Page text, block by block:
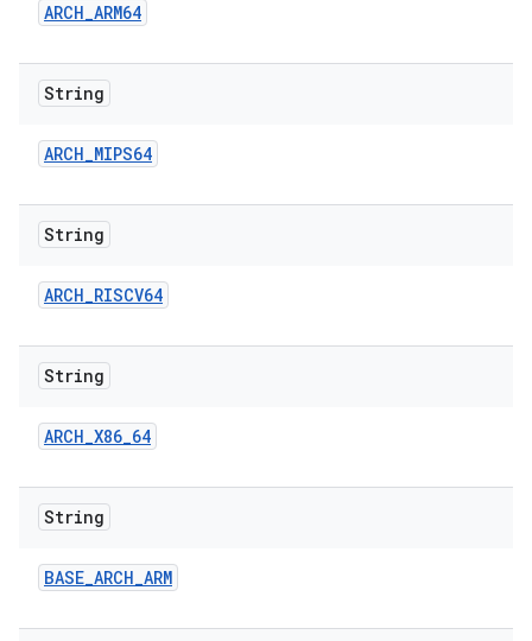
ARCH_ARM64
String
ARCH_MIPS64
String
ARCH_RISCV64
String
ARCH_X86_64
String
BASE_ARCH_ARM